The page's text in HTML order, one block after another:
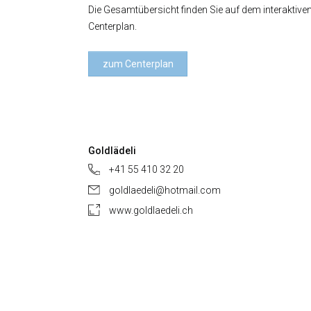
Die Gesamtübersicht finden Sie auf dem
Centerplan.
zum Centerplan
Goldlädeli
+41 55 410 32 20
goldlaedeli@hotmail.com
www.goldlaedeli.ch